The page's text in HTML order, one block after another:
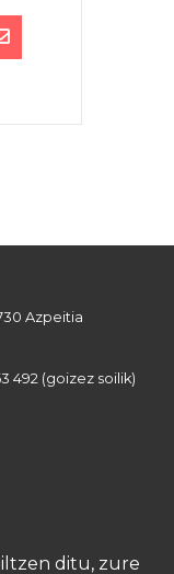
Azpeitia
492 (goizez soilik)
ditu, zure